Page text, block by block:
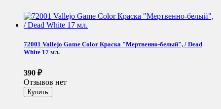
72001 Vallejo Game Color Краска "Мертвенно-белый", / Dead
White 17 мл.
390 ₽
Отзывов нет